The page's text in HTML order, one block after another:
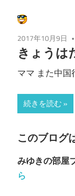
2017年10月9日
きょうは
ママ また中国
続きを読む
このブログ
みゆきの部屋
ら